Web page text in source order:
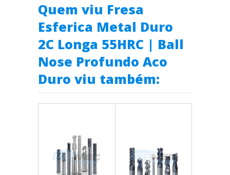
Quem viu Fresa
Esferica Metal Duro
2C Longa 55HRC | Ball
Nose Profundo Aco
Duro viu também: